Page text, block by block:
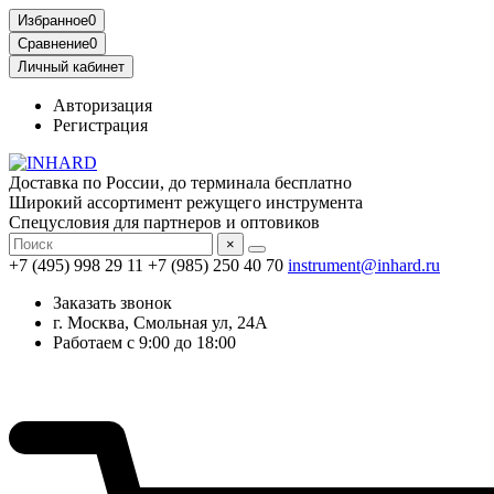
Избранное0
Сравнение0
Личный кабинет
Авторизация
Регистрация
Доставка по России, до терминала бесплатно
Широкий ассортимент режущего инструмента
Спецусловия для партнеров и оптовиков
×
+7 (495) 998 29 11 +7 (985) 250 40 70 instrument@inhard.ru
Заказать звонок
г. Москва, Смольная ул, 24А
Работаем с 9:00 до 18:00